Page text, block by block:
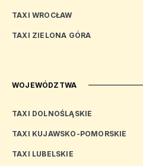
TAXI WROCŁAW
TAXI ZIELONA GÓRA
WOJEWÓDZTWA
TAXI DOLNOŚLĄSKIE
TAXI KUJAWSKO-POMORSKIE
TAXI LUBELSKIE